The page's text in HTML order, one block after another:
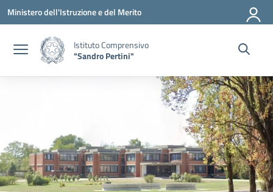
Vai ai contenuti
Vai al menu di navigazione
Vai al footer
Ministero dell'Istruzione e del Merito
Istituto Comprensivo
"Sandro Pertini"